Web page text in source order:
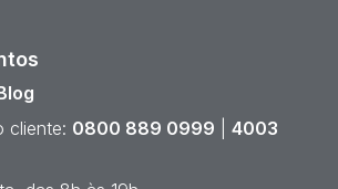
cliente: 0800 889 0999
4003